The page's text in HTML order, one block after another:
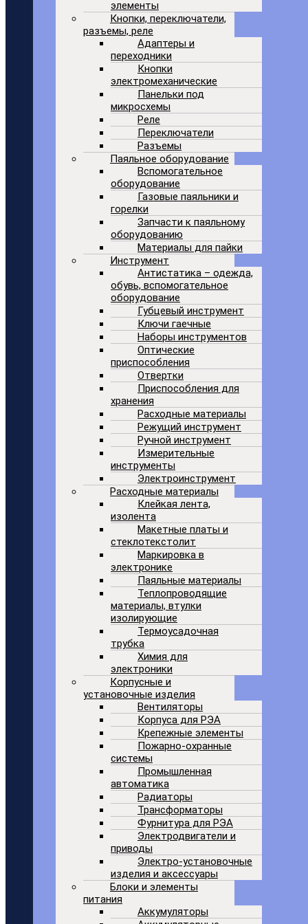
элементы
Кнопки, переключатели,
разъемы, реле
Адаптеры и
переходники
Кнопки
электромеханические
Панельки под
микросхемы
Реле
Переключатели
Разъемы
Паяльное оборудование
Вспомогательное
оборудование
Газовые паяльники и
горелки
Запчасти к паяльному
оборудованию
Материалы для пайки
Инструмент
Антистатика – одежда,
обувь, вспомогательное
оборудование
Губцевый инструмент
Ключи гаечные
Наборы инструментов
Оптические
приспособления
Отвертки
Приспособления для
хранения
Расходные материалы
Режущий инструмент
Ручной инструмент
Измерительные
инструменты
Электроинструмент
Расходные материалы
Клейкая лента,
изолента
Макетные платы и
стеклотекстолит
Маркировка в
электронике
Паяльные материалы
Теплопроводящие
материалы, втулки
изолирующие
Термоусадочная
трубка
Химия для
электроники
Корпусные и
установочные изделия
Вентиляторы
Корпуса для РЭА
Крепежные элементы
Пожарно-охранные
системы
Промышленная
автоматика
Радиаторы
Трансформаторы
Фурнитура для РЭА
Электродвигатели и
приводы
Электро-установочные
изделия и аксессуары
Блоки и элементы
питания
Аккумуляторы